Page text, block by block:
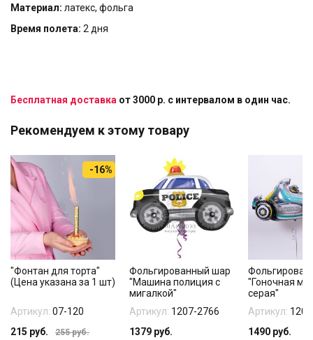
Материал: латекс, фольга
Время полета: 2 дня
Бесплатная доставка от 3000 р. с интервалом в один час.
Рекомендуем к этому товару
-16%
"Фонтан для торта"
(Цена указана за 1 шт)
Артикул: 07-120
215 руб. 255руб.
Фольгированный шар
"Машина полиция с
мигалкой"
Артикул: 1207-2766
1379 руб.
"Гоночная
серая"
Артикул:
1490 руб.